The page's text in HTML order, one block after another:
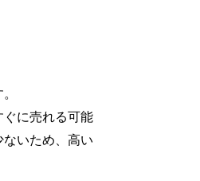
に売れる可能
いため、高い